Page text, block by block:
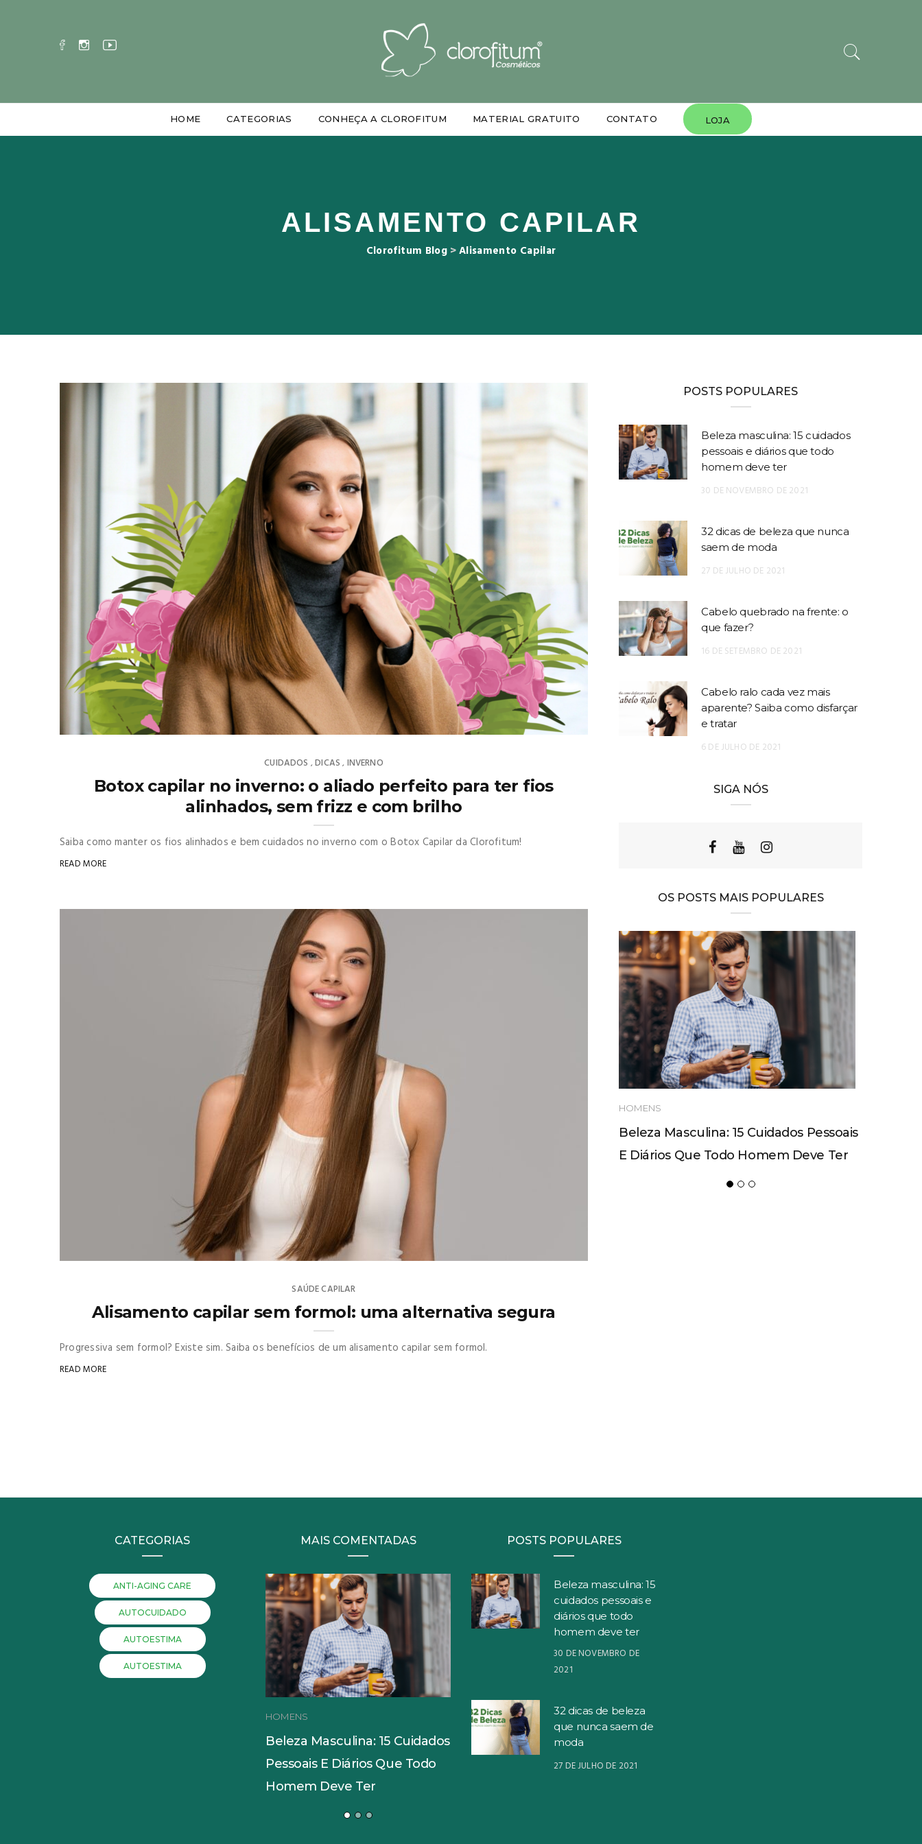
HOME CATEGORIAS CONHEÇA A CLOROFITUM MATERIAL GRATUITO CONTATO LOJA
ALISAMENTO CAPILAR
Clorofitum Blog>Alisamento Capilar
CUIDADOS ,DICAS , INVERNO
Botox capilar no inverno: o aliado perfeito para ter fios
alinhados, sem frizz e com brilho
Saiba como manter os fios alinhados e bem cuidados no inverno com o Botox Capilar da Clorofitum!
READ MORE
SAÚDE CAPILAR
Alisamento capilar sem formol: uma alternativa segura
Progressiva sem formol? Existe sim. Saiba os benefícios de um alisamento capilar sem formol.
READ MORE
POSTS POPULARES
Beleza masculina: 15 cuidados
pessoais e diários que todo
homem deve ter
30 DE NOVEMBRO DE 2021
32 dicas de beleza que nunca
saem de moda
27 DE JULHO DE 2021
Cabelo quebrado na frente: o
que fazer?
16 DE SETEMBRO DE 2021
Cabelo ralo cada vez mais
aparente? Saiba como disfarçar
e tratar
6 DE JULHO DE 2021
SIGA NÓS
OS POSTS MAIS POPULARES
HOMENS
Beleza Masculina: 15 Cuidados Pessoais
E Diários Que Todo Homem Deve Ter
CATEGORIAS
ANTI-AGING CARE
AUTOCUIDADO
AUTOESTIMA
AUTOESTIMA
MAIS COMENTADAS
HOMENS
Beleza Masculina: 15 Cuidados
Pessoais E Diários Que Todo
Homem Deve Ter
POSTS POPULARES
Beleza masculina: 15
cuidados pessoais e
diários que todo
homem deve ter
30 DE NOVEMBRO DE
2021
32 dicas de beleza
que nunca saem de
moda
27 DE JULHO DE 2021